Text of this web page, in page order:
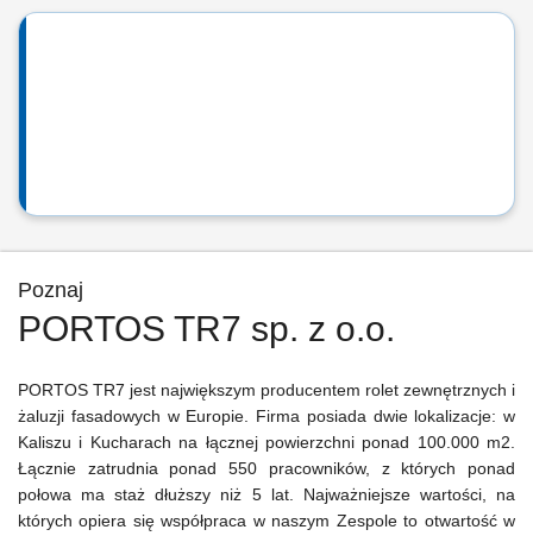
Poznaj
PORTOS TR7 sp. z o.o.
PORTOS TR7 jest największym producentem rolet zewnętrznych i
żaluzji fasadowych w Europie. Firma posiada dwie lokalizacje: w
Kaliszu i Kucharach na łącznej powierzchni ponad 100.000 m2.
Łącznie zatrudnia ponad 550 pracowników, z których ponad
połowa ma staż dłuższy niż 5 lat. Najważniejsze wartości, na
których opiera się współpraca w naszym Zespole to otwartość w